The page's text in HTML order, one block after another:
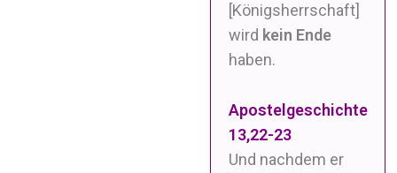
[Königsherrschaft]
wird kein Ende
haben.
Apostelgeschichte
13,22-23
Und nachdem er